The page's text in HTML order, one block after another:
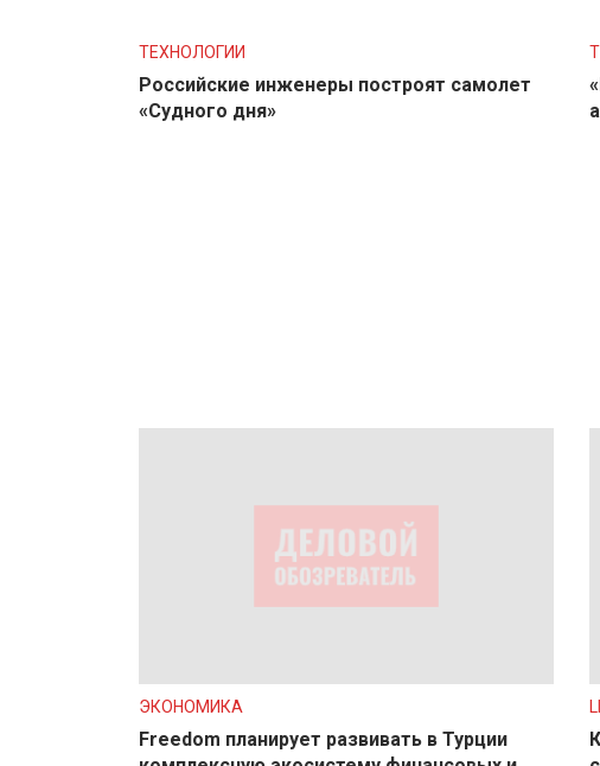
ТЕХНОЛОГИИ
Российские инженеры построят самолет
«Судного дня»
ЭКОНОМИКА
Freedom планирует развивать в Турции